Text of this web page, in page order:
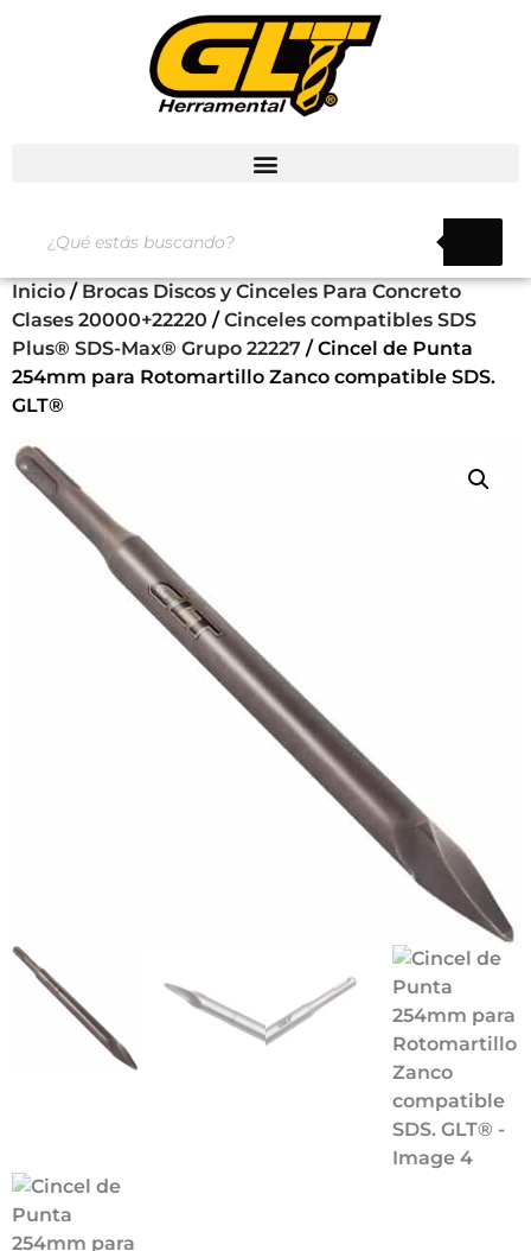
Inicio / Brocas Discos y Cinceles Para Concreto
Clases 20000+22220 / Cinceles compatibles SDS
Plus® SDS-Max® Grupo 22227 / Cincel de Punta
254mm para Rotomartillo Zanco compatible SDS.
GLT®